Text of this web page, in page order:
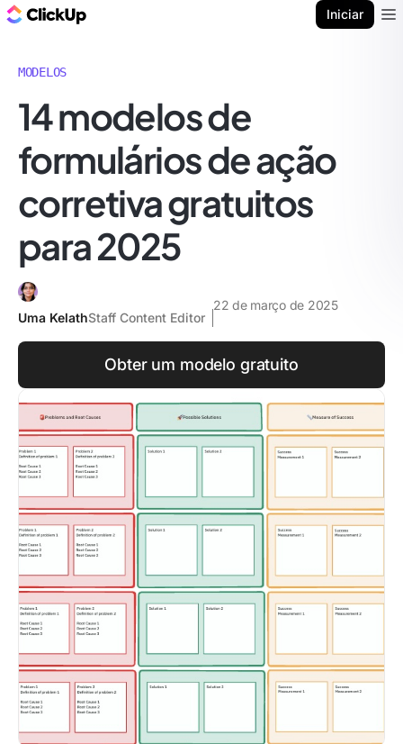
Iniciar
MODELOS
14 modelos de
formulários de ação
corretiva gratuitos
para 2025
Uma KelathStaff Content Editor
22 de março de 2025
Obter um modelo gratuito